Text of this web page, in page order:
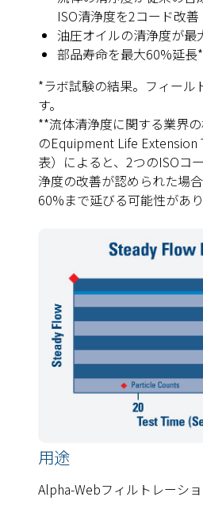
ISO清浄度を2コード改善
油圧オイルの清浄度が最
部品寿命を最大60%延長
*ラボ試験の結果。フィール
す。
**流体清浄度に関する業界
のEquipment Life Extension
表）によると、2つのISOコ
浄度の改善が認められた場
60%まで延びる可能性があり
用途
Alpha-Webフィルトレーショ